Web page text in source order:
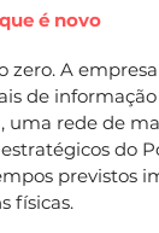
é novo
zero. A
de informação
uma rede de
do
previstos
físicas.